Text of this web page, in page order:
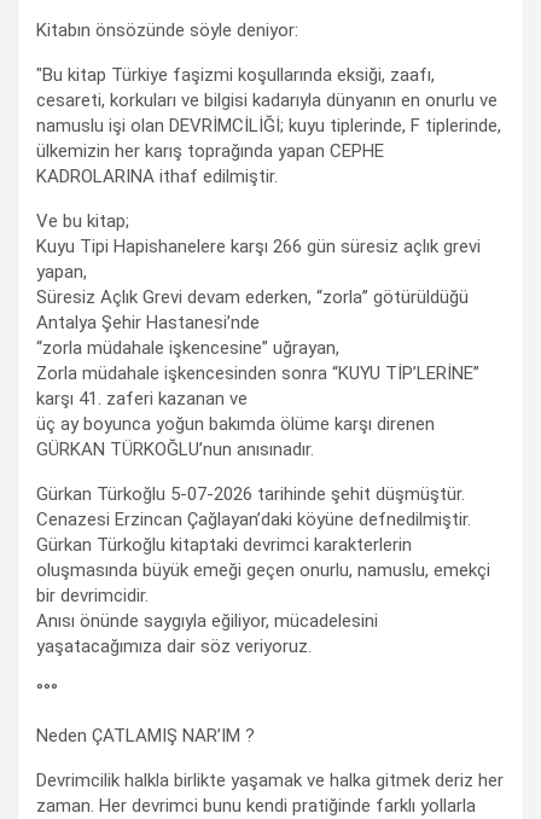
Kitabın önsözünde söyle deniyor:
"Bu kitap Türkiye faşizmi koşullarında eksiği, zaafı,
cesareti, korkuları ve bilgisi kadarıyla dünyanın en onurlu ve
namuslu işi olan DEVRİMCİLİĞİ; kuyu tiplerinde, F tiplerinde,
ülkemizin her karış toprağında yapan CEPHE
KADROLARINA ithaf edilmiştir.
Ve bu kitap;
Kuyu Tipi Hapishanelere karşı 266 gün süresiz açlık grevi
yapan,
Süresiz Açlık Grevi devam ederken, “zorla” götürüldüğü
Antalya Şehir Hastanesi’nde
“zorla müdahale işkencesine” uğrayan,
Zorla müdahale işkencesinden sonra “KUYU TİP’LERİNE”
karşı 41. zaferi kazanan ve
üç ay boyunca yoğun bakımda ölüme karşı direnen
GÜRKAN TÜRKOĞLU’nun anısınadır.
Gürkan Türkoğlu 5-07-2026 tarihinde şehit düşmüştür.
Cenazesi Erzincan Çağlayan’daki köyüne defnedilmiştir.
Gürkan Türkoğlu kitaptaki devrimci karakterlerin
oluşmasında büyük emeği geçen onurlu, namuslu, emekçi
bir devrimcidir.
Anısı önünde saygıyla eğiliyor, mücadelesini
yaşatacağımıza dair söz veriyoruz.
°°°
Neden ÇATLAMIŞ NAR’IM ?
Devrimcilik halkla birlikte yaşamak ve halka gitmek deriz her
zaman. Her devrimci bunu kendi pratiğinde farklı yollarla